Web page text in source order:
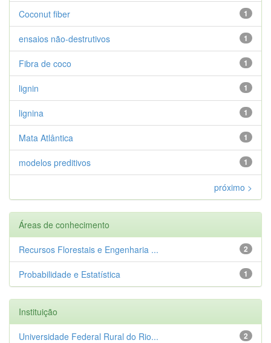
1
Coconut fiber
1
ensaios não-destrutivos
1
Fibra de coco
1
lignin
1
lignina
1
Mata Atlântica
1
modelos preditivos
próximo >
Áreas de conhecimento
2
Recursos Florestais e Engenharia ...
1
Probabilidade e Estatística
Instituição
2
Universidade Federal Rural do Rio...